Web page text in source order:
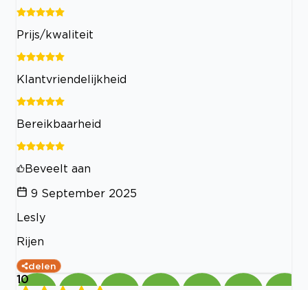
Prijs/kwaliteit
Klantvriendelijkheid
Bereikbaarheid
Beveelt aan
9 September 2025
Lesly
Rijen
delen
10